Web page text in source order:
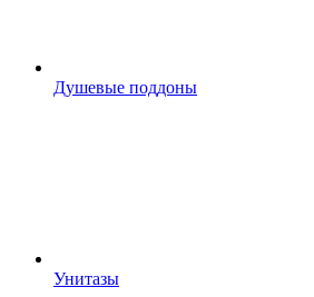
Душевые поддоны
Унитазы